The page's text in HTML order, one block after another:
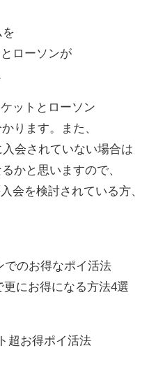
を
ローソンが
ットとローソン
ります。また、
会されていない場合は
かと思いますので、
会を検討されている方、
でのお得なポイ活法
にお得になる方法4選
超お得ポイ活法